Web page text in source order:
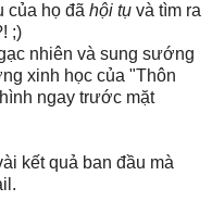
của họ đã hội tụ và tìm ra
;)
nhiên và sung sướng
xinh học của "Thôn
ngay trước mặt
kết quả ban đầu mà